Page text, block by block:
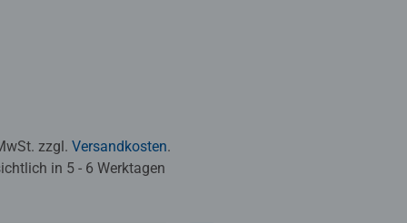
zzgl. Versandkosten.
in 5 - 6 Werktagen